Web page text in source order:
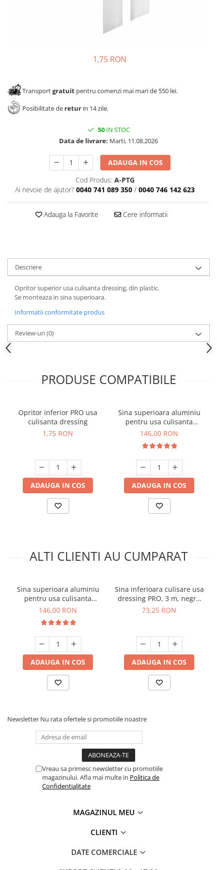
1,75 RON
Transportgratuit pentru comenzi mai mari de 550 lei.
Posibilitate de retur in 14 zile.
50IN STOC
Data de livrare: Marti, 11.08.2026
ADAUGA IN COS
Cod Produs: A-PTG
Ai nevoie de ajutor? 0040 741 089 350 / 0040 746 142 623
Adauga la Favorite Cere informatii
Descriere
Opritor superior usa culisanta dressing, din plastic.
Se monteaza in sina superioara.
Informatii conformitate produs
Review-uri(0)
PRODUSE COMPATIBILE
Opritor inferior PRO usa
culisanta dressing
1,75 RON
ADAUGA IN COS
Sina superioara aluminiu
pentru usa culisanta
dressing, 3 m, negru mat
146,00 RON
ADAUGA IN COS
ALTI CLIENTI AU CUMPARAT
Sina superioara aluminiu
pentru usa culisanta
dressing, 3 m, negru mat
146,00 RON
ADAUGA IN COS
Sina inferioara culisare usa
dressing PRO, 3 m, negru
mat
73,25 RON
ADAUGA IN COS
Newsletter Nu rata ofertele si promotiile noastre
Vreau sa primesc newsletter cu promotiile
magazinului. Afla mai multe in Politica de
Confidentialitate
MAGAZINUL MEU
CLIENTI
DATE COMERCIALE